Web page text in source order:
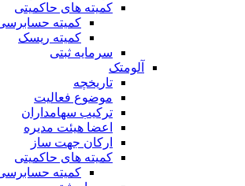
کمیته های حاکمیتی
کمیته
کمیته ریسک
سرمایه ثبتی
آلومتک
تاریخچه
موضوع فعالیت
ترکیب سهامداران
اعضا هیئت مدیره
ارکان جهت ساز
کمیته های حاکمیتی
کمیته